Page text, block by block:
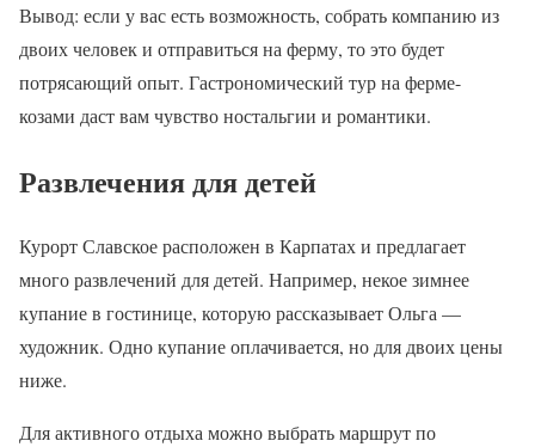
Вывод: если у вас есть возможность, собрать компанию из
двоих человек и отправиться на ферму, то это будет
потрясающий опыт. Гастрономический тур на ферме-
козами даст вам чувство ностальгии и романтики.
Развлечения для детей
Курорт Славское расположен в Карпатах и предлагает
много развлечений для детей. Например, некое зимнее
купание в гостинице, которую рассказывает Ольга —
художник. Одно купание оплачивается, но для двоих цены
ниже.
Для активного отдыха можно выбрать маршрут по